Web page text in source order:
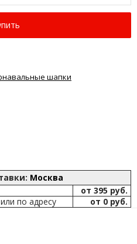
шапки
Москва
от 395 руб.
по адресу
от 0 руб.